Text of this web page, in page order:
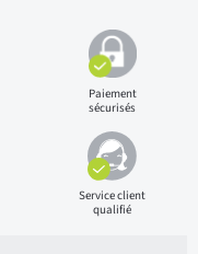
Paiement
sécurisés
Service client
qualifié